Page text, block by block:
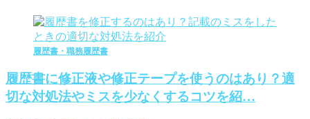
履歴書・職務履歴書
履歴書に修正液や修正テープを使うのはあり？適
切な対処法やミスを少なくするコツを紹…